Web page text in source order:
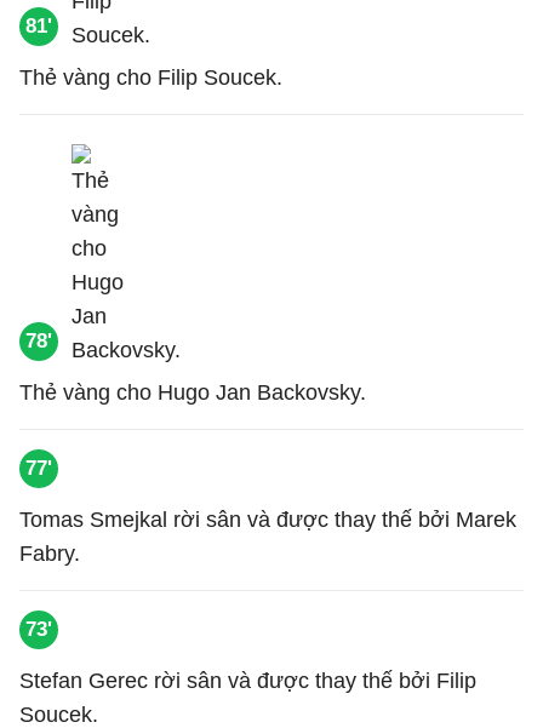
81'
Thẻ vàng cho Filip Soucek.
78'
Thẻ vàng cho Hugo Jan Backovsky.
77'
Tomas Smejkal rời sân và được thay thế bởi Marek
Fabry.
73'
Stefan Gerec rời sân và được thay thế bởi Filip
Soucek.